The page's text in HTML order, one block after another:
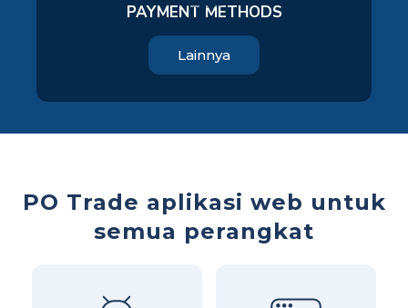
PAYMENT METHODS
Lainnya
PO Trade aplikasi web untuk
semua perangkat